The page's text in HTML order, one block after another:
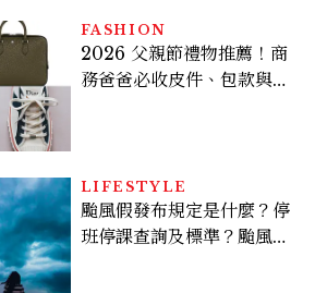
倦感，超神！
FASHION
2026 父親節禮物推薦！商
務爸爸必收皮件、包款與鞋
LIFESTYLE
颱風假發布規定是什麼？停
班停課查詢及標準？颱風假